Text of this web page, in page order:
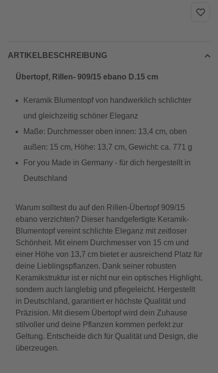
ARTIKELBESCHREIBUNG
Übertopf, Rillen- 909/15 ebano D.15 cm
Keramik Blumentopf von handwerklich schlichter
und gleichzeitig schöner Eleganz
Maße: Durchmesser oben innen: 13,4 cm, oben
außen: 15 cm, Höhe: 13,7 cm, Gewicht: ca. 771 g
For you Made in Germany - für dich hergestellt in
Deutschland
Warum solltest du auf den Rillen-Übertopf 909/15
ebano verzichten? Dieser handgefertigte Keramik-
Blumentopf vereint schlichte Eleganz mit zeitloser
Schönheit. Mit einem Durchmesser von 15 cm und
einer Höhe von 13,7 cm bietet er ausreichend Platz für
deine Lieblingspflanzen. Dank seiner robusten
Keramikstruktur ist er nicht nur ein optisches Highlight,
sondern auch langlebig und pflegeleicht. Hergestellt
in Deutschland, garantiert er höchste Qualität und
Präzision. Mit diesem Übertopf wird dein Zuhause
stilvoller und deine Pflanzen kommen perfekt zur
Geltung. Entscheide dich für Qualität und Design, die
überzeugen.